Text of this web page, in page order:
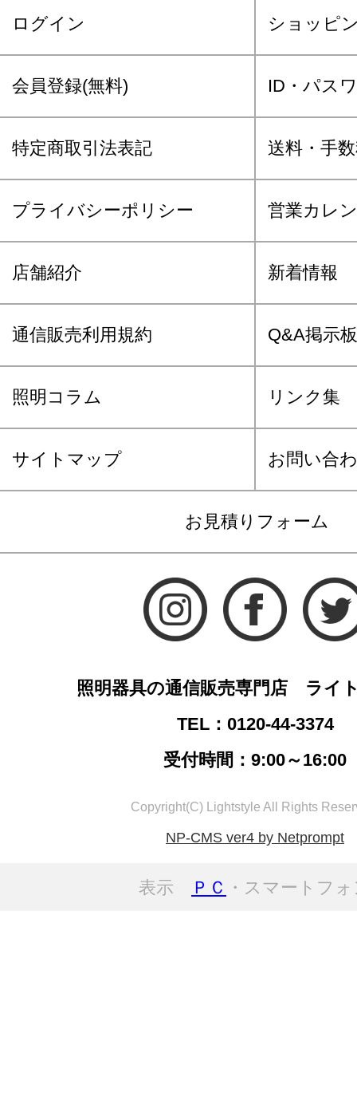
ログイン ショッピ
会員登録(無料) ID・パス
特定商取引法表記 送料・手
プライバシーポリシー 営業カレ
店舗紹介 新着情報
通信販売利用規約 Q&A掲示板
照明コラム リンク集
サイトマップ お問い合
お見積りフォーム
照明器具の通信販売専門店 ライ
TEL：0120-44-3374
受付時間：9:00～16:00
Copyright(C) Lightstyle All Rights
NP-CMS ver4 by Netprompt
表示 ＰＣ ・スマートフ